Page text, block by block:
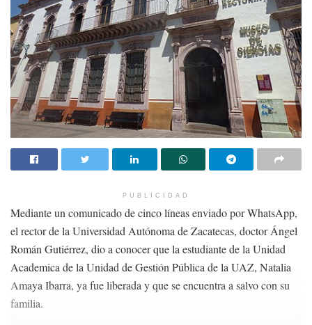
PUBLICIDAD
Mediante un comunicado de cinco líneas enviado por WhatsApp,
el rector de la Universidad Autónoma de Zacatecas, doctor Ángel
Román Gutiérrez, dio a conocer que la estudiante de la Unidad
Academica de la Unidad de Gestión Pública de la UAZ, Natalia
Amaya Ibarra, ya fue liberada y que se encuentra a salvo con su
familia.